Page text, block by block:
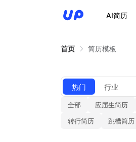
AI简历
首页 简历模板
热门 行业
全部 应届生简历
转行简历
跳槽简历